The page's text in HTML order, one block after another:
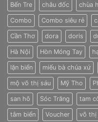
Bến Tre châu đốc chùa
Combo Combo siêu rẻ
Cần Thơ dora doris
Hà Nội Hòn Móng Tay
lặn biển miếu bà chúa xứ
mộ võ thị sáu Mỹ Tho
san hô Sóc Trăng tam
tắm biển Voucher võ thị